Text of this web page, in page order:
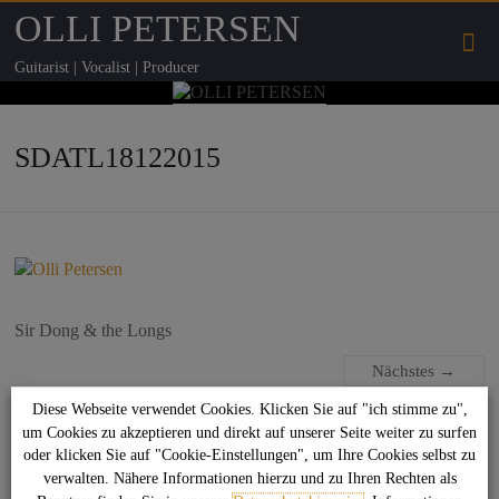
OLLI PETERSEN
Guitarist | Vocalist | Producer
SDATL18122015
Sir Dong & the Longs
Nächstes →
Suchen
Diese Webseite verwendet Cookies. Klicken Sie auf "ich stimme zu",
um Cookies zu akzeptieren und direkt auf unserer Seite weiter zu surfen
oder klicken Sie auf "Cookie-Einstellungen", um Ihre Cookies selbst zu
verwalten. Nähere Informationen hierzu und zu Ihren Rechten als